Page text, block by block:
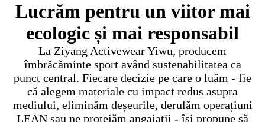
Lucrăm pentru un viitor mai
ecologic și mai responsabil
La Ziyang Activewear Yiwu, producem
îmbrăcăminte sport având sustenabilitatea ca
punct central. Fiecare decizie pe care o luăm - fie
că alegem materiale cu impact redus asupra
mediului, eliminăm deșeurile, derulăm operațiuni
LEAN sau ne protejăm angajații - își propune să